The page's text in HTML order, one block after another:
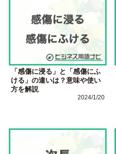
「感傷に浸る」と「感傷にふ
ける」の違いは？意味や使い
方を解説
2024/1/20